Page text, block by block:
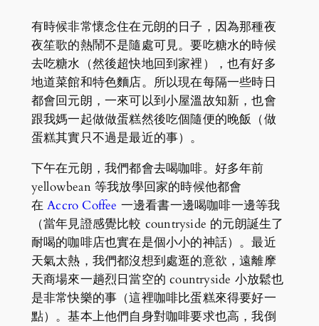
有時候非常懷念住在元朗的日子，因為那種夜
夜笙歌的熱鬧不是隨處可見。要吃糖水的時候
去吃糖水（然後超快地回到家裡），也有好多
地道菜館和特色麵店。所以現在每隔一些時日
都會回元朗，一來可以到小屋溫故知新，也會
跟我媽一起做做蛋糕然後吃個隨便的晚飯（做
蛋糕其實只不過是最近的事）。
下午在元朗，我們都會去喝咖啡。好多年前
yellowbean 等我放學回家的時候他都會
在Accro Coffee 一邊看書一邊喝咖啡一邊等我
（當年見證感覺比較 countryside 的元朗誕生了
耐喝的咖啡店也實在是個小小的神話）。最近
天氣太熱，我們都沒想到處逛的意欲，遠離摩
天商場來一趟烈日當空的 countryside 小放鬆也
是非常快樂的事（這裡咖啡比蛋糕來得要好一
點）。基本上他們自身對咖啡要求也高，我倒